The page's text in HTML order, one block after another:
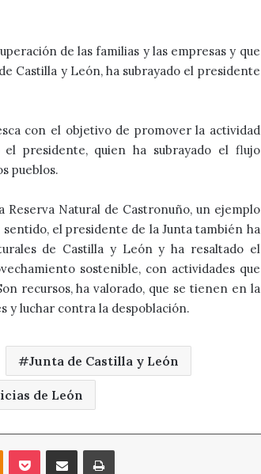
de las familias y las empresas y que
Castilla y León, ha subrayado el presidente
con el objetivo de promover la actividad
presidente, quien ha subrayado el flujo
pueblos.
Natural de Castronuño, un ejemplo
el presidente de la Junta también ha
de Castilla y León y ha resaltado el
sostenible, con actividades que
recursos, ha valorado, que se tienen en la
y luchar contra la despoblación.
Junta de Castilla y León
de León
Odnoklassniki
PocketCompartir por correo electrónicoImprimir